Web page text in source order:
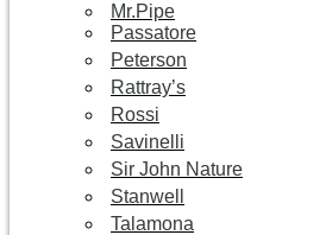
Mr.Pipe
Passatore
Peterson
Rattray’s
Rossi
Savinelli
Sir John Nature
Stanwell
Talamona